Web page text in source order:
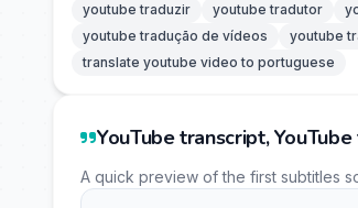
youtube traduzir youtube tradutor
youtube tradução de vídeos
youtube
translate youtube video to portuguese
YouTube transcript,
A quick preview of the first subtitles